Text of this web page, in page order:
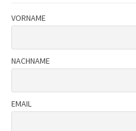
VORNAME
NACHNAME
EMAIL